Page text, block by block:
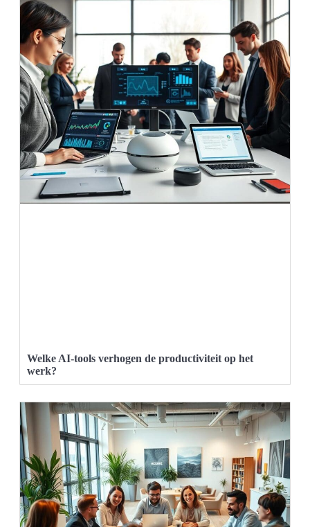
Welke AI-tools verhogen de productiviteit op het
werk?